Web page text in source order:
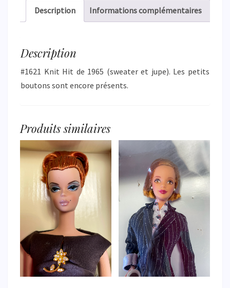
Description Informations complémentaires
Description
#1621 Knit Hit de 1965 (sweater et jupe). Les petits
boutons sont encore présents.
Produits similaires